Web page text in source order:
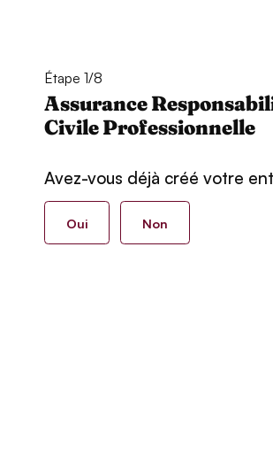
Étape 1/8
Assurance
Civile Professionnelle
Avez-vous déjà créé votre
Oui Non